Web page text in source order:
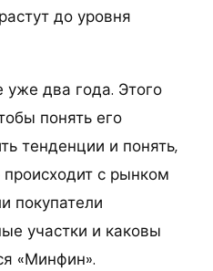
до уровня
два года. Этого
понять его
тенденции и понять,
происходит с рынком
покупатели
участки и каковы
«Минфин».